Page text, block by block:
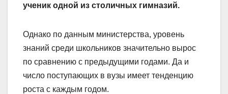
ученик одной из столичных гимназий.
Однако по данным министерства, уровень
знаний среди школьников значительно вырос
по сравнению с предыдущими годами. Да и
число поступающих в вузы имеет тенденцию
роста с каждым годом.